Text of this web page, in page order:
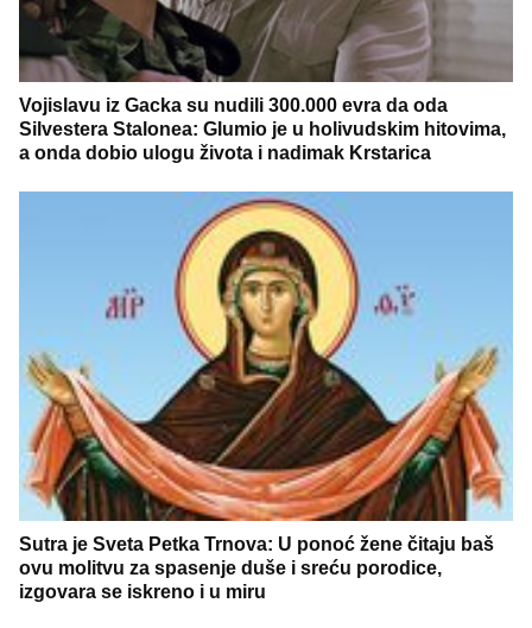
Vojislavu iz Gacka su nudili 300.000 evra da oda
Silvestera Stalonea: Glumio je u holivudskim hitovima,
a onda dobio ulogu života i nadimak Krstarica
Sutra je Sveta Petka Trnova: U ponoć žene čitaju baš
ovu molitvu za spasenje duše i sreću porodice,
izgovara se iskreno i u miru